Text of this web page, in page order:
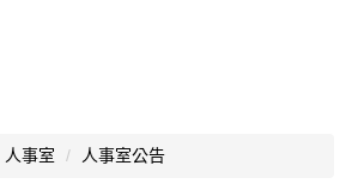
人事室 人事室公告